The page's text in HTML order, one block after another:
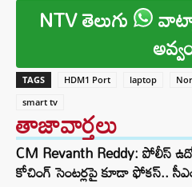
NTV తెలుగు
TAGS HDM1 Port laptop
smart tv
తాజావార్తలు
CM Revanth Reddy: పోలీస్
కోచింగ్ సెంటర్లపై కూడా ఫోకస్..